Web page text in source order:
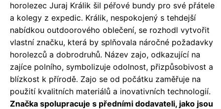
horolezec Juraj Králik šil péřové bundy pro své přátele
a kolegy z expedic. Králik, nespokojený s tehdejší
nabídkou outdoorového oblečení, se rozhodl vytvořit
vlastní značku, která by splňovala náročné požadavky
horolezců a dobrodruhů. Název zajo, odkazující na
zajíce polního, symbolizuje odolnost, přizpůsobivost a
blízkost k přírodě. Zajo se od počátku zaměřuje na
použití kvalitních materiálů a inovativních technologií.
Značka spolupracuje s předními dodavateli, jako jsou